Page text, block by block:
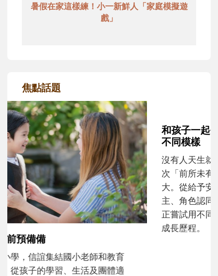
暑假在家這樣練！小一新鮮人「家庭模擬遊
戲」
焦點話題
和孩子一起長大的那個男人│讀懂父親的
不同模樣
沒有人天生就擅長當爸爸！男人總是在一次